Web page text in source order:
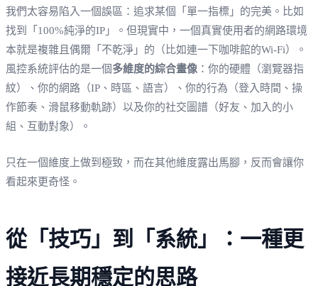
我們太容易陷入一個誤區：追求某個「單一指標」的完美。比如
找到「100%純淨的IP」。但現實中，一個真實使用者的網路環境
本就是複雜且偶爾「不乾淨」的（比如連一下咖啡館的Wi-Fi）。
風控系統評估的是一個多維度的綜合畫像 ：你的硬體（瀏覽器指
紋）、你的網路（IP、時區、語言）、你的行為（登入時間、操
作節奏、滑鼠移動軌跡）以及你的社交圖譜（好友、加入的小
組、互動對象）。
只在一個維度上做到極致，而在其他維度露出馬腳，反而會讓你
看起來更奇怪。
從「技巧」到「系統」：一種更
接近長期穩定的思路